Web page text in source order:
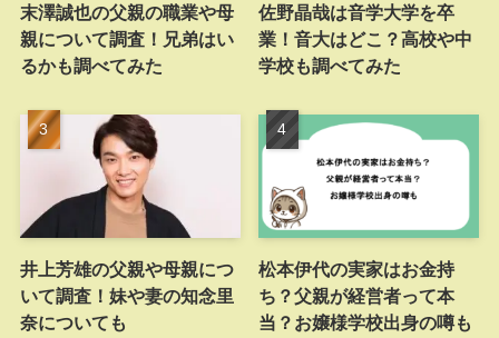
末澤誠也の父親の職業や母
親について調査！兄弟はい
るかも調べてみた
佐野晶哉は音学大学を卒
業！音大はどこ？高校や中
学校も調べてみた
井上芳雄の父親や母親につ
いて調査！妹や妻の知念里
奈についても
松本伊代の実家はお金持
ち？父親が経営者って本
当？お嬢様学校出身の噂も